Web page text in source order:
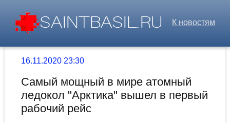
К новостям
16.11.2020 23:30
Самый мощный в мире атомный
ледокол "Арктика" вышел в первый
рабочий рейс